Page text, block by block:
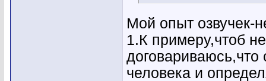
Мой опыт озвучек-
1.К примеру,чтоб
человека и